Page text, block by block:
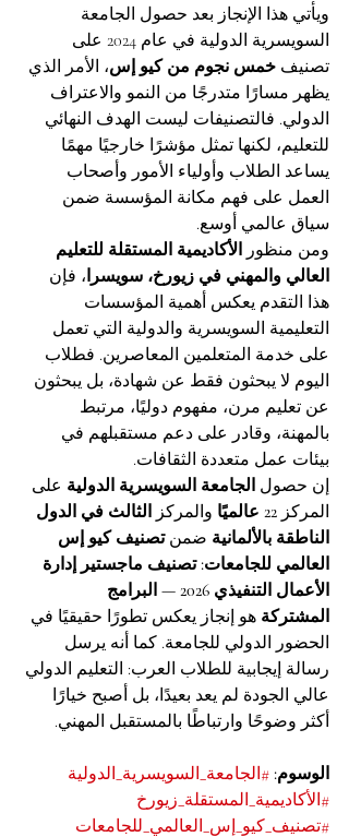
ويأتي هذا الإنجاز بعد حصول الجامعة
السويسرية الدولية في عام 2024 على
تصنيف خمس نجوم من كيو إس، الأمر الذي
يظهر مسارًا متدرجًا من النمو والاعتراف
الدولي. فالتصنيفات ليست الهدف النهائي
للتعليم، لكنها تمثل مؤشرًا خارجيًا مهمًا
يساعد الطلاب وأولياء الأمور وأصحاب
العمل على فهم مكانة المؤسسة ضمن
سياق عالمي أوسع.
ومن منظور الأكاديمية المستقلة للتعليم
العالي والمهني في زيورخ، سويسرا، فإن
هذا التقدم يعكس أهمية المؤسسات
التعليمية السويسرية والدولية التي تعمل
على خدمة المتعلمين المعاصرين. فطلاب
اليوم لا يبحثون فقط عن شهادة، بل يبحثون
عن تعليم مرن، مفهوم دوليًا، مرتبط
بالمهنة، وقادر على دعم مستقبلهم في
بيئات عمل متعددة الثقافات.
إن حصول الجامعة السويسرية الدولية على
المركز 22 عالميًا والمركز الثالث في الدول
الناطقة بالألمانية ضمن تصنيف كيو إس
العالمي للجامعات: تصنيف ماجستير إدارة
الأعمال التنفيذي 2026 — البرامج
المشتركة هو إنجاز يعكس تطورًا حقيقيًا في
الحضور الدولي للجامعة. كما أنه يرسل
رسالة إيجابية للطلاب العرب: التعليم الدولي
عالي الجودة لم يعد بعيدًا، بل أصبح خيارًا
أكثر وضوحًا وارتباطًا بالمستقبل المهني.
الوسوم: #الجامعة_السويسرية_الدولية
#الأكاديمية_المستقلة_زيورخ
#تصنيف_كيو_إس_العالمي_للجامعات